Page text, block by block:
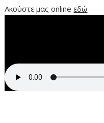
Ακούστε μας onlineεδώ